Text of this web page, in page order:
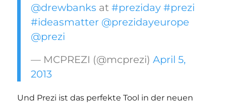
@drewbanks at #preziday #prezi
#ideasmatter @prezidayeurope
@prezi
— MCPREZI (@mcprezi) April 5,
2013
Und Prezi ist das perfekte Tool in der neuen